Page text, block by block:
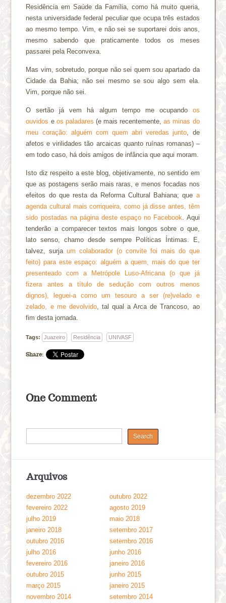
Residência em Saúde da Família, como há muito queria,
nesta universidade federal peculiar que ocupa três estados
ao mesmo tempo. Vim, e não sei se suportarei dois anos,
mesmo sabendo que praticamente todos os meses
passarei pela Reconvexa.
Mas vim, sobretudo, porque não sei quem sou apartado da
Cidade da Bahia; não sei mesmo se sou algo sem ela.
Vim, porque não sei.
O sertão já vem há algum tempo me ocupando os
ouvidos e os paladares (e mais recentemente,as minas do
meu coração: alguém com quem abri veredas junto , de
afetos e virilidades tão arcaicas quanto ruínas romanas) –
em todo caso, há dois amigos de infância que aqui moram.
Isto diz respeito a este blog, objetivamente, no sentido em
que as postagens serão mais raras, e menos focadas nos
efeitos do que resta da Reforma Cultural Bahiana; que a
agenda cultural mais corriqueira, como já disse antes, têm
sido postadas na página deste espaço no Facebook . Aqui
tenderão a comparecer textos mais longos sobre o que,
lato senso, chamo desde sempre Políticas Íntimas. E,
talvez, surjaum colaborador (o convite foi mais do que
feito) para este espaço: alguém a quem, mais do que ter
presenteado com a Metrópole Luso-Africana (o que já
fizera antes a título de sedução com outros menos
dignos), leguei-a como um tesouro a ser (re)velado e
zelado, e me devolvido, tal qual a Arca de Trancoso, ao
fim desta jornada.
Tags: Juazeiro Residência UNIVASF
Share:
One Comment
Arquivos
dezembro 2022
outubro 2022
fevereiro 2022
agosto 2019
julho 2019
maio 2018
janeiro 2018
setembro 2017
outubro 2016
setembro 2016
julho 2016
junho 2016
fevereiro 2016
janeiro 2016
outubro 2015
junho 2015
março 2015
janeiro 2015
novembro 2014
setembro 2014